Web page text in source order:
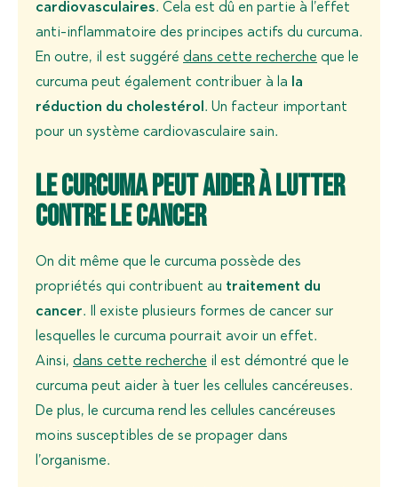
cardiovasculaires. Cela est dû en partie à l’effet
anti-inflammatoire des principes actifs du curcuma.
En outre, il est suggéré dans cette recherche que le
curcuma peut également contribuer à la
la
réduction du cholestérol . Un facteur important
pour un système cardiovasculaire sain.
Le curcuma peut aider à lutter
contre le cancer
On dit même que le curcuma possède des
propriétés qui contribuent au traitement du
cancer. Il existe plusieurs formes de cancer sur
lesquelles le curcuma pourrait avoir un effet.
Ainsi, dans cette recherche il est démontré que le
curcuma peut aider à tuer les cellules cancéreuses.
De plus, le curcuma rend les cellules cancéreuses
moins susceptibles de se propager dans
l’organisme.